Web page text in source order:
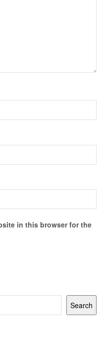
in this browser for the
Search